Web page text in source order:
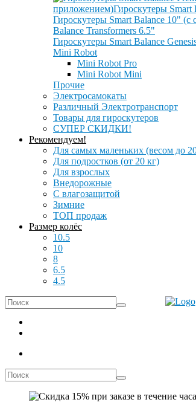
приложением)Гироскутеры Smart
Гироскутеры Smart Balance 10"
Balance Transformers 6.5"
Гироскутеры Smart Balance
Mini Robot
Mini Robot Pro
Mini Robot Mini
Прочие
Электросамокаты
Различный Электротранспорт
Товары для гироскутеров
СУПЕР СКИДКИ!
Рекомендуем!
Для самых маленьких (весом до
Для подростков (от 20 кг)
Для взрослых
Внедорожные
С влагозащитой
Зимние
ТОП продаж
Размер колёс
10.5
10
8
6.5
4.5